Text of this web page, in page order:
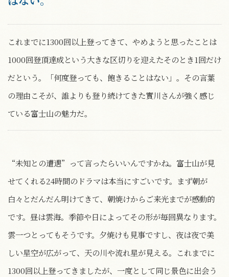
これまでに1300回以上登ってきて、やめようと思ったことは
1000回登頂達成という大きな区切りを迎えたそのとき1回だけ
だという。「何度登っても、飽きることはない」。その言葉
の理由こそが、誰よりも登り続けてきた實川さんが強く感じ
ている富士山の魅力だ。
“未知との遭遇”って言ったらいいんですかね。富士山が見
せてくれる24時間のドラマは本当にすごいです。まず朝が
白々とだんだん明けてきて、朝焼けからご来光までが感動的
です。昼は雲海。季節や日によってその形が毎回異なります。
雲一つとってもそうです。夕焼けも見事ですし、夜は夜で美
しい星空が広がって、天の川や流れ星が見える。これまでに
1300回以上登ってきましたが、一度として同じ景色に出会う